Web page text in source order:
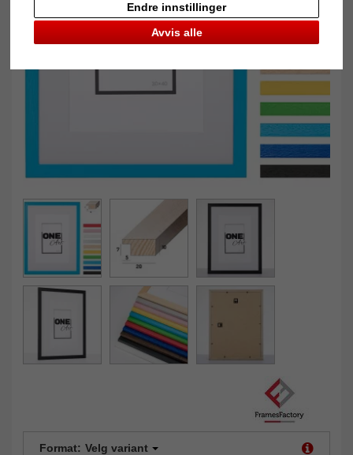
Avvis alle
Endre innstillinger
Tilbake
Format: Velg variant